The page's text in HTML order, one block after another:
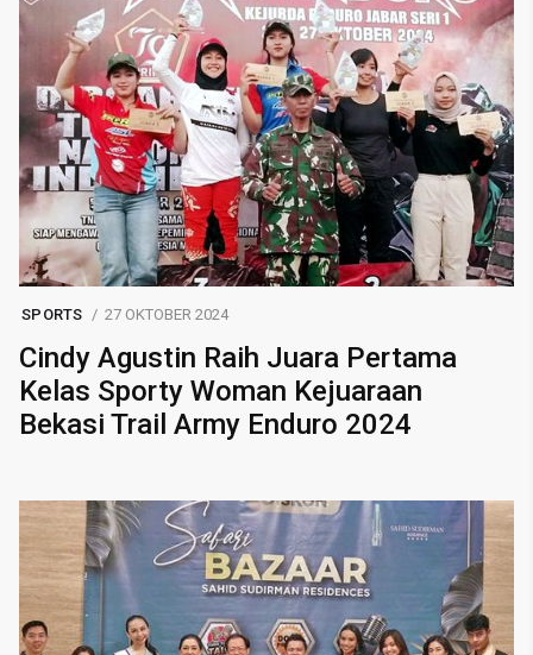
SPORTS 27 OKTOBER 2024
Cindy Agustin Raih Juara Pertama
Kelas Sporty Woman Kejuaraan
Bekasi Trail Army Enduro 2024